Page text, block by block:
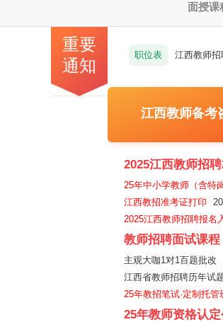
面授课
重要
通知
职位表 江西教师
江西教师备考
2025江西教师招
25年中小学教师（含特
江西教招准考证打印
2025江西教师招聘报名
教师招聘面试课程
主观大咖1对1百题批改
江西省教师招聘历年试
25年教招笔试·定制托管
25年教师资格认